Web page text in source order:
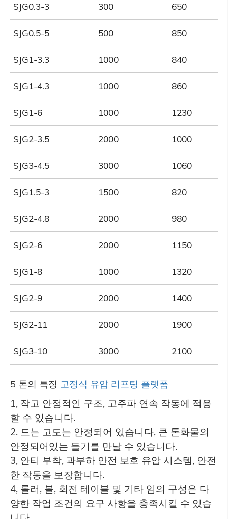
SJG0.3-3 300 650
SJG0.5-5 500 850
SJG1-3.3 1000 840
SJG1-4.3 1000 860
SJG1-6 1000 1230
SJG2-3.5 2000 1000
SJG3-4.5 3000 1060
SJG1.5-3 1500 820
SJG2-4.8 2000 980
SJG2-6 2000 1150
SJG1-8 1000 1320
SJG2-9 2000 1400
SJG2-11 2000 1900
SJG3-10 3000 2100
5 톤의 특징 고정식 유압 리프팅 플랫폼
1, 작고 안정적인 구조, 고주파 연속 작동에 적응
할 수 있습니다.
2. 드는 고도는 안정되어 있습니다, 큰 톤화물의
안정되어있는 들기를 만날 수 있습니다.
3, 안티 부착, 과부하 안전 보호 유압 시스템, 안전
한 작동을 보장합니다.
4, 롤러, 볼, 회전 테이블 및 기타 임의 구성은 다
양한 작업 조건의 요구 사항을 충족시킬 수 있습